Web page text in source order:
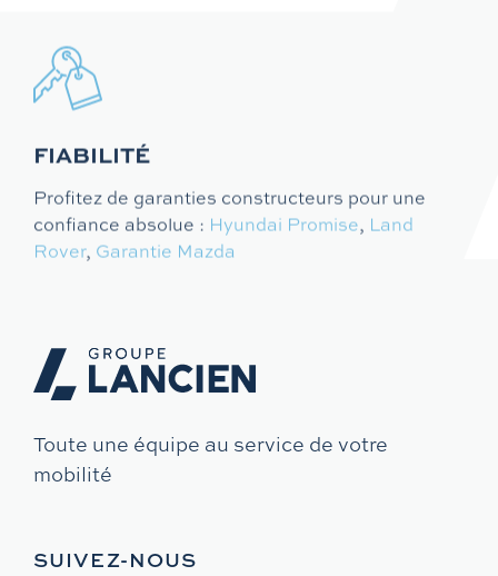
FIABILITÉ
Profitez de garanties constructeurs pour une
confiance absolue : Hyundai Promise Land
Rover, Garantie Mazda
Toute une équipe au service de votre
mobilité
SUIVEZ-NOUS